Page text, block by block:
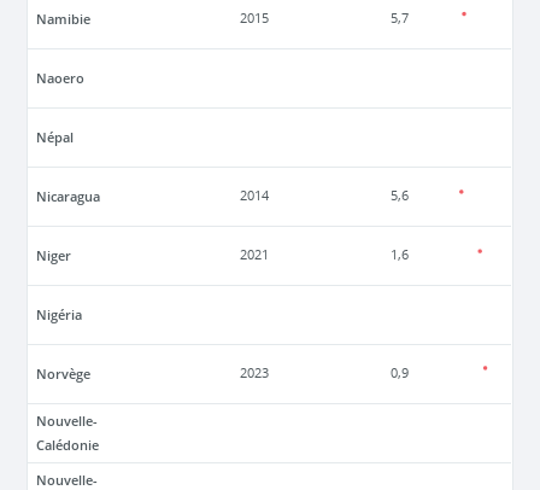
Namibie 2015 5,7
Naoero
Népal
Nicaragua 2014 5,6
Niger 2021 1,6
Nigéria
Norvège 2023 0,9
Nouvelle-
Calédonie
Nouvelle-